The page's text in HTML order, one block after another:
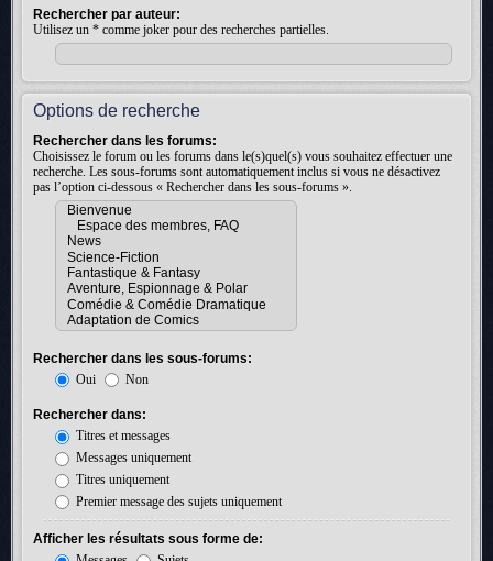
Rechercher par auteur:
Utilisez un * comme joker pour des recherches partielles.
Options de recherche
Rechercher dans les forums:
Choisissez le forum ou les forums dans le(s)quel(s) vous souhaitez effectuer une
recherche. Les sous-forums sont automatiquement inclus si vous ne désactivez
pas l’option ci-dessous « Rechercher dans les sous-forums ».
Rechercher dans les sous-forums:
Oui
Non
Rechercher dans:
Titres et messages
Messages uniquement
Titres uniquement
Premier message des sujets uniquement
Afficher les résultats sous forme de: